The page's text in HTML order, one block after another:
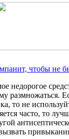
чтобы не
недорогое
размножаться.
то не
часто, то